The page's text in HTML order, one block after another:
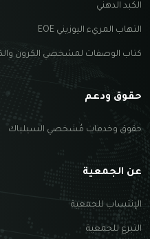
الكبد الدهني
التهاب المريء اليوزيني EOE
كتاب الوصفات لمشخصي الكرون
حقوق ودعم
حقوق وخدمات مُشخصي السيلياك
عن الجمعية
الإنتساب للجمعية
التبرع للجمعية